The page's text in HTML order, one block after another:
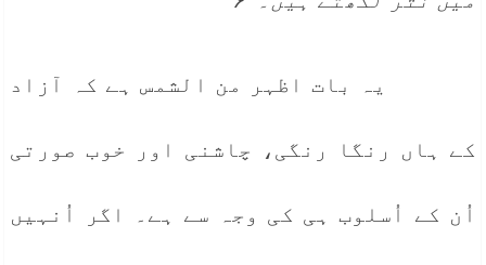
یہ بات اظہر من الشمس ہے کہ آزاد
کے ہاں رنگا رنگی، چاشنی اور خوب صورتی
اُن کے اُسلوب ہی کی وجہ سے ہے۔ اگر اُنہیں